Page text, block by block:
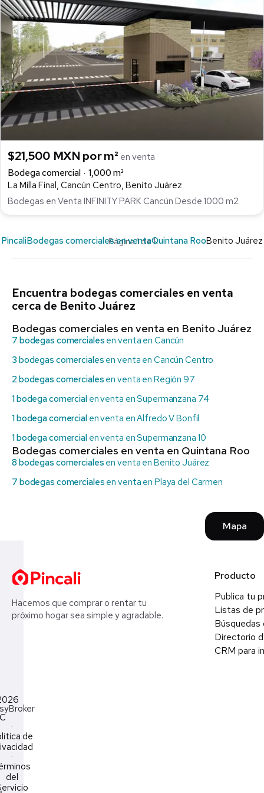
$21,500 MXN por m² en venta
Bodega comercial
1,000 m²
La Milla Final, Cancún Centro, Benito Juárez
Bodegas en Venta INFINITY PARK Cancún Desde 1000 m2
Página 1 de 1
PincaliBodegas comerciales en ventaQuintana RooBenito Juárez
Encuentra bodegas comerciales en venta
cerca de Benito Juárez
Bodegas comerciales en venta en Benito Juárez
7 bodegas comerciales en venta en Cancún
3 bodegas comerciales en venta en Cancún Centro
2 bodegas comerciales en venta en Región 97
1 bodega comercialen venta en Supermanzana 74
1 bodega comercialen venta en Alfredo V Bonfil
1 bodega comercialen venta en Supermanzana 10
Bodegas comerciales en venta en Quintana Roo
8 bodegas comerciales en venta en Benito Juárez
7 bodegas comerciales en venta en Playa del Carmen
Mapa
Hacemos que comprar o rentar tu
próximo hogar sea simple y agradable.
Producto
Publica tu
Listas de
Búsquedas
Directorio
CRM para
·
de
·
del